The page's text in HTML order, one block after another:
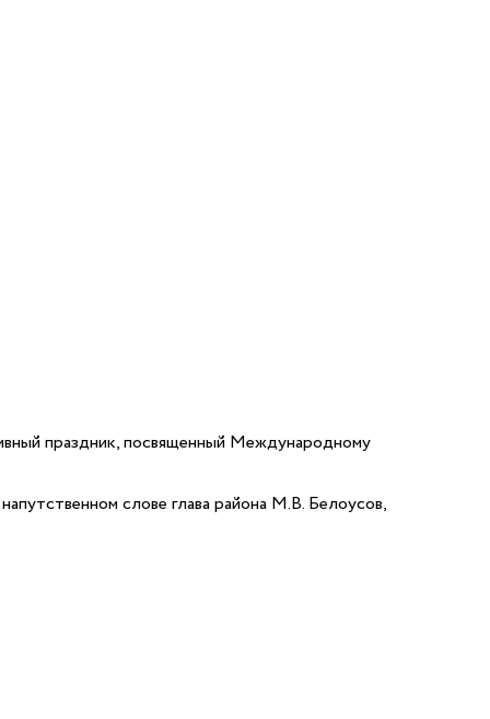
праздник, посвященный Международному
слове глава района М.В. Белоусов,